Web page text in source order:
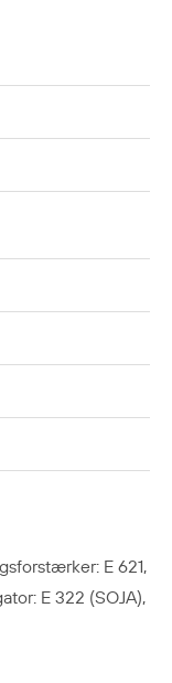
E 621,
E 322 (SOJA),